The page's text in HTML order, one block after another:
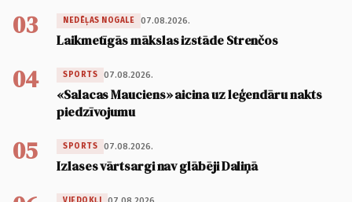
03 NEDĒĻAS NOGALE 07.08.2026.
Laikmetīgās mākslas izstāde Strenčos
04 SPORTS 07.08.2026.
«Salacas Mauciens» aicina uz leģendāru nakts
piedzīvojumu
05 SPORTS 07.08.2026.
Izlases vārtsargi nav glābēji Daliņā